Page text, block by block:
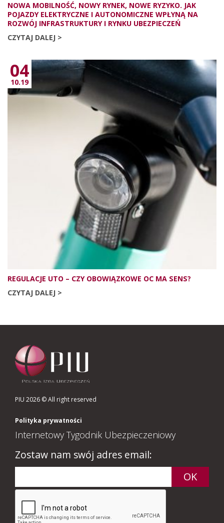
NOWA MOBILNOŚĆ, NOWY RYNEK, NOWE RYZYKO. JAK
POJAZDY ELEKTRYCZNE I AUTONOMICZNE WPŁYNĄ NA
ROZWÓJ INFRASTRUKTURY I RYNKU UBEZPIECZEŃ
CZYTAJ DALEJ >
04
10.19
REGULACJE UTO – CZY OBOWIĄZKOWE OC MA SENS?
CZYTAJ DALEJ >
PIU 2026 © All right reserved
Polityka prywatności
Internetowy Tygodnik Ubezpieczeniowy
Zostaw nam swój adres email: